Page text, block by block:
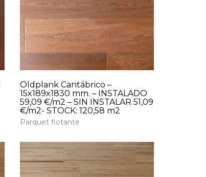
Oldplank Cantábrico –
15x189x1830 mm. – INSTALADO
59,09 €/m2 – SIN INSTALAR 51,09
€/m2- STOCK: 120,58 m2
Parquet flotante